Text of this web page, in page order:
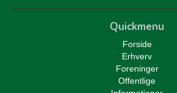
Quickmenu
Forside
Erhverv
Foreninger
Offentlige